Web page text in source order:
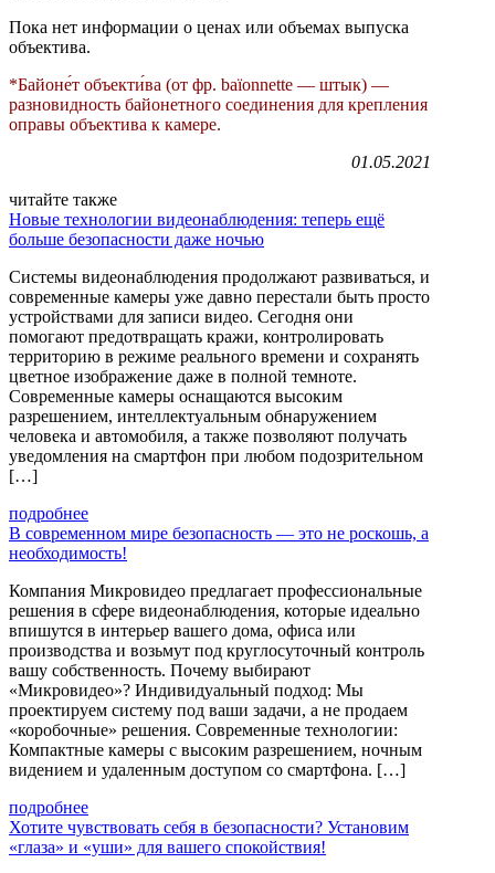
Пока нет информации о ценах или объемах выпуска
объектива.
*Байоне́т объекти́ва (от фр. baïonnette — штык) —
разновидность байонетного соединения для крепления
оправы объектива к камере.
01.05.2021
читайте также
Новые технологии видеонаблюдения: теперь ещё
больше безопасности даже ночью
Системы видеонаблюдения продолжают развиваться, и
современные камеры уже давно перестали быть просто
устройствами для записи видео. Сегодня они
помогают предотвращать кражи, контролировать
территорию в режиме реального времени и сохранять
цветное изображение даже в полной темноте.
Современные камеры оснащаются высоким
разрешением, интеллектуальным обнаружением
человека и автомобиля, а также позволяют получать
уведомления на смартфон при любом подозрительном
[…]
подробнее
В современном мире безопасность — это не роскошь, а
необходимость!
Компания Микровидео предлагает профессиональные
решения в сфере видеонаблюдения, которые идеально
впишутся в интерьер вашего дома, офиса или
производства и возьмут под круглосуточный контроль
вашу собственность. Почему выбирают
«Микровидео»? Индивидуальный подход: Мы
проектируем систему под ваши задачи, а не продаем
«коробочные» решения. Современные технологии:
Компактные камеры с высоким разрешением, ночным
видением и удаленным доступом со смартфона. […]
подробнее
Хотите чувствовать себя в безопасности? Установим
«глаза» и «уши» для вашего спокойствия!